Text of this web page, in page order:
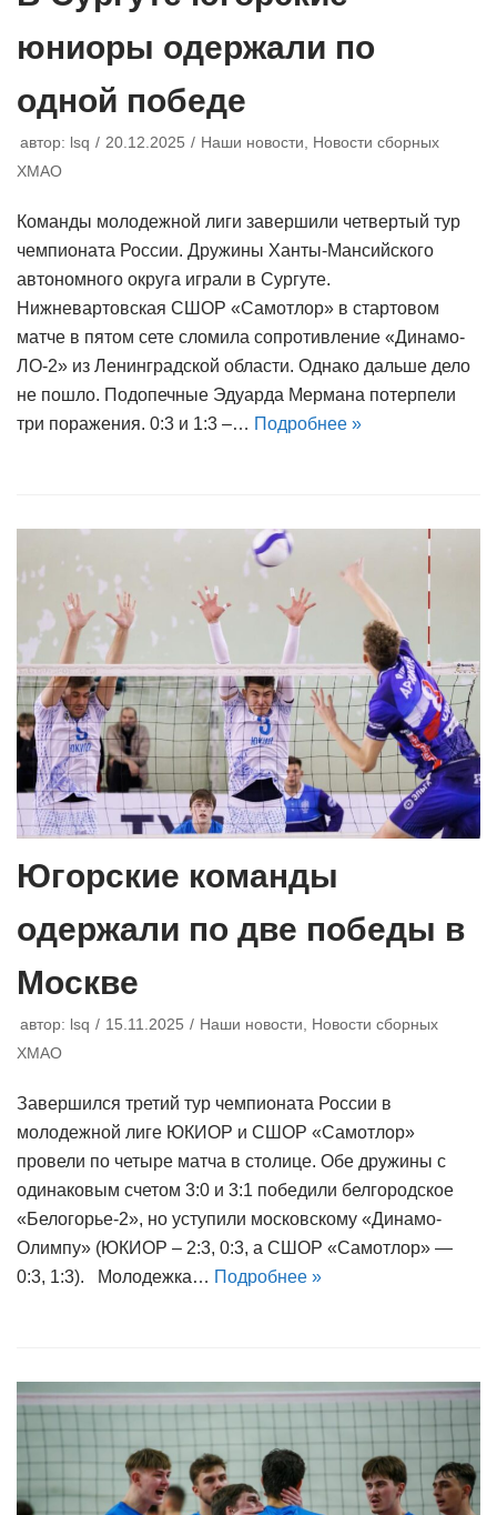
юниоры одержали по
одной победе
автор: lsq 20.12.2025 Наши новости, Новости сборных
ХМАО
Команды молодежной лиги завершили четвертый тур
чемпионата России. Дружины Ханты-Мансийского
автономного округа играли в Сургуте.
Нижневартовская СШОР «Самотлор» в стартовом
матче в пятом сете сломила сопротивление «Динамо-
ЛО-2» из Ленинградской области. Однако дальше дело
не пошло. Подопечные Эдуарда Мермана потерпели
три поражения. 0:3 и 1:3 –… Подробнее »
Югорские команды
одержали по две победы в
Москве
автор: lsq 15.11.2025 Наши новости
Новости сборных
ХМАО
Завершился третий тур чемпионата России в
молодежной лиге ЮКИОР и СШОР «Самотлор»
провели по четыре матча в столице. Обе дружины с
одинаковым счетом 3:0 и 3:1 победили белгородское
«Белогорье-2», но уступили московскому «Динамо-
Олимпу» (ЮКИОР – 2:3, 0:3, а СШОР «Самотлор» —
0:3, 1:3). Молодежка… Подробнее »